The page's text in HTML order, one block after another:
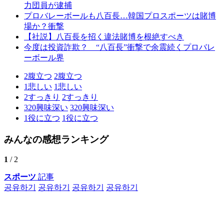
力団員が逮捕
プロバレーボールも八百長…韓国プロスポーツは賭博
場か？衝撃
【社説】八百長を招く違法賭博を根絶すべき
今度は投資詐欺？ “八百長”衝撃で余震続くプロバレ
ーボール界
2腹立つ 2腹立つ
1悲しい 1悲しい
2すっきり 2すっきり
320興味深い 320興味深い
1役に立つ 1役に立つ
みんなの感想ランキング
1 / 2
スポーツ 記事
공유하기
공유하기 공유하기 공유하기